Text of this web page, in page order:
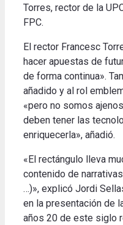
Torres, rector de la
FPC.
El rector Francesc
hacer apuestas de
de forma continua».
añadido y al rol
«pero no somos
deben tener las
enriquecerla», añadió.
«El rectángulo lleva
contenido de
…)», explicó Jordi
en la presentación de
años 20 de este siglo